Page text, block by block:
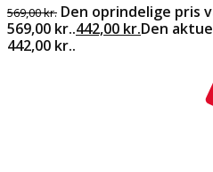
569,00kr. Den oprindelige pris
569,00 kr..442,00 kr.Den
442,00 kr..